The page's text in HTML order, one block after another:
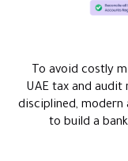
To avoid costly
UAE tax and
disciplined, modern
to build a